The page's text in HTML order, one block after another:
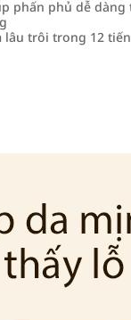
phấn phủ dễ
lâu trôi trong 12